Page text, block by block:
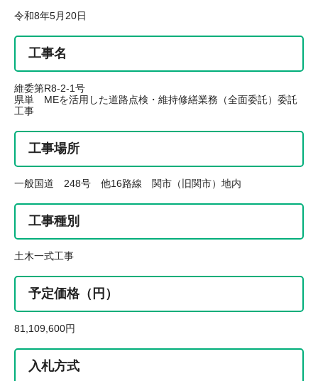
令和8年5月20日
工事名
維委第R8-2-1号
県単 MEを活用した道路点検・維持修繕業務（全面委託）委託
工事
工事場所
一般国道 248号 他16路線 関市（旧関市）地内
工事種別
土木一式工事
予定価格（円）
81,109,600円
入札方式